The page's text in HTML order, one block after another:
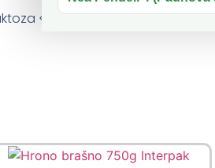
<0.007g/100g).